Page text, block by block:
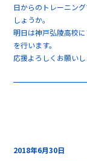
日からのトレーニン
しょうか。
明日は神戸弘陵高校
を行います。
応援よろしくお願いし
2018年6月30日